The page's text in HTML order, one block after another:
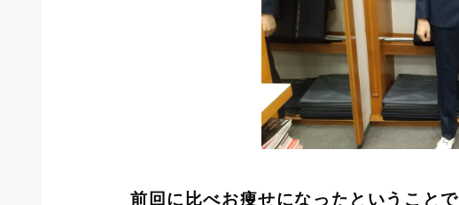
前回に比べお痩せになったということで